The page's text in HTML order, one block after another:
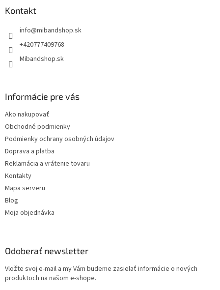
Kontakt
info@mibandshop.sk
+420777409768
Mibandshop.sk
Informácie pre vás
Ako nakupovať
Obchodné podmienky
Podmienky ochrany osobných údajov
Doprava a platba
Reklamácia a vrátenie tovaru
Kontakty
Mapa serveru
Blog
Moja objednávka
Odoberať newsletter
Vložte svoj e-mail a my Vám budeme zasielať informácie o nových
produktoch na našom e-shope.